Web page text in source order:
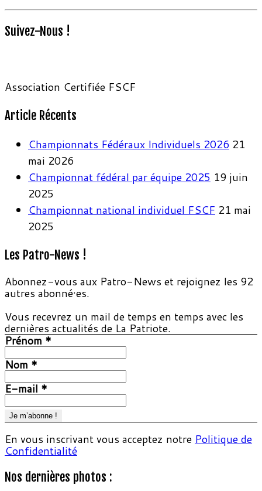
Suivez-Nous !
Association Certifiée FSCF
Article Récents
Championnats Fédéraux Individuels 2026 21
mai 2026
Championnat fédéral par équipe 2025 19 juin
2025
Championnat national individuel FSCF 21 mai
2025
Les Patro-News !
Abonnez-vous aux Patro-News et rejoignez les 92
autres abonné·es.
Vous recevrez un mail de temps en temps avec les
dernières actualités de La Patriote.
Prénom *
Nom *
E-mail *
En vous inscrivant vous acceptez notre Politique de
Confidentialité
Nos dernières photos :